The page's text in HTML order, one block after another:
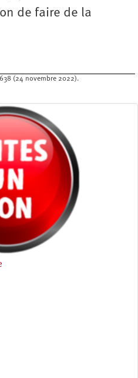
de faire de la
(24 novembre 2022).